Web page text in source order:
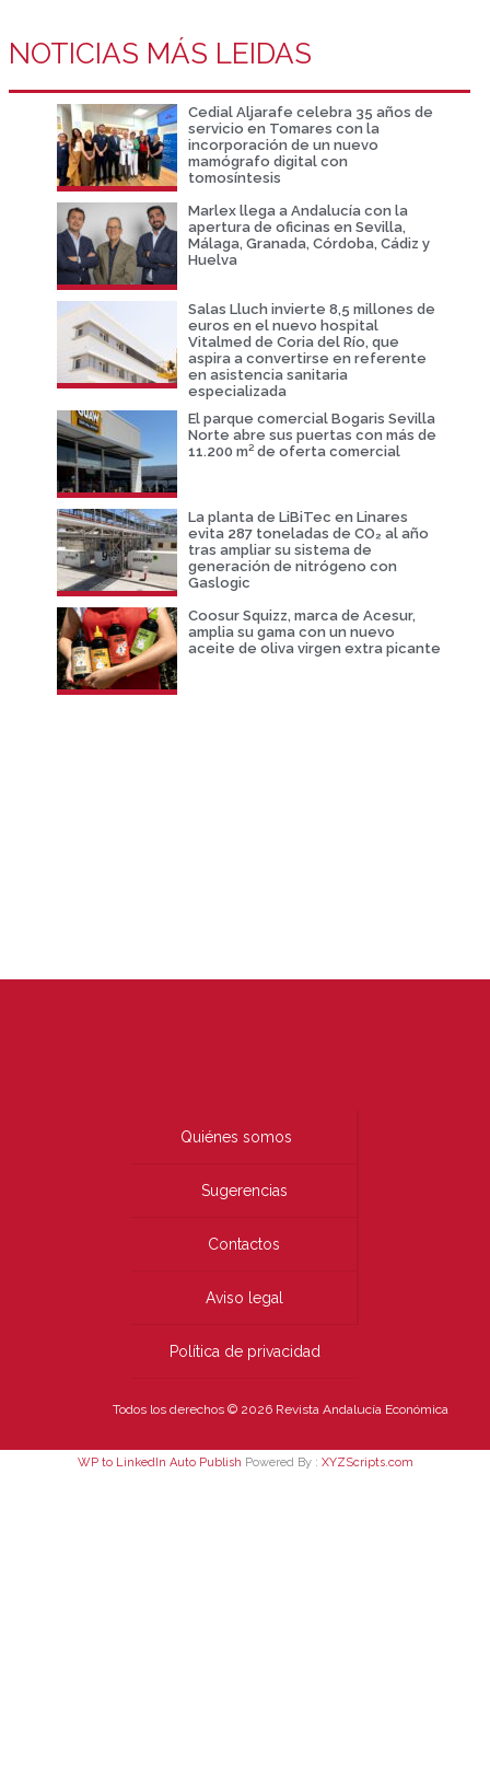
NOTICIAS MÁS LEIDAS
Cedial Aljarafe celebra 35 años de
servicio en Tomares con la
incorporación de un nuevo
mamógrafo digital con
tomosíntesis
Marlex llega a Andalucía con la
apertura de oficinas en Sevilla,
Málaga, Granada, Córdoba, Cádiz y
Huelva
Salas Lluch invierte 8,5 millones de
euros en el nuevo hospital
Vitalmed de Coria del Río, que
aspira a convertirse en referente
en asistencia sanitaria
especializada
El parque comercial Bogaris Sevilla
Norte abre sus puertas con más de
11.200 m² de oferta comercial
La planta de LiBiTec en Linares
evita 287 toneladas de CO₂ al año
tras ampliar su sistema de
generación de nitrógeno con
Gaslogic
Coosur Squizz, marca de Acesur,
amplia su gama con un nuevo
aceite de oliva virgen extra picante
Quiénes somos
Sugerencias
Contactos
Aviso legal
Política de privacidad
Todos los derechos © 2026 Revista Andalucía Económica
WP to LinkedIn Auto Publish Powered By : XYZScripts.com